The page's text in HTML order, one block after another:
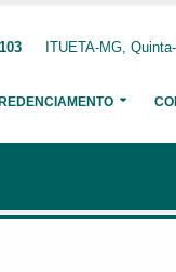
ITUETA-MG,